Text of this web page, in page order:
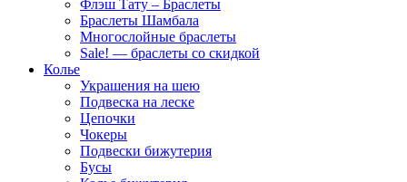
Флэш Тату – Браслеты
Браслеты Шамбала
Многослойные браслеты
Sale! — браслеты со скидкой
Колье
Украшения на шею
Подвеска на леске
Цепочки
Чокеры
Подвески бижутерия
Бусы